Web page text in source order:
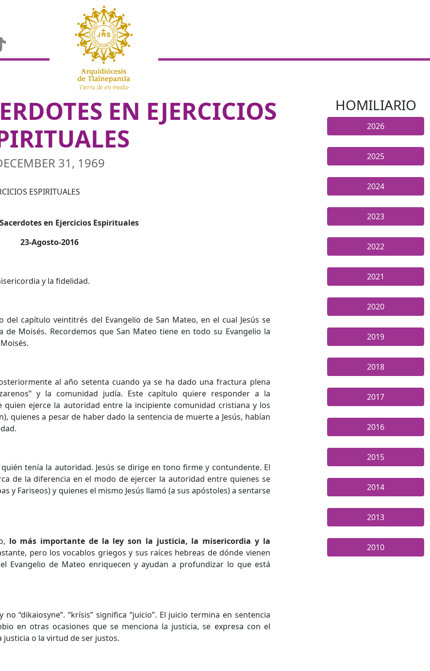
EN EJERCICIOS
31, 1969
en Ejercicios Espirituales
23-Agosto-2016
y la fidelidad.
capítulo veintitrés del Evangelio de San Mateo, en el cual Jesús se
Moisés. Recordemos que San Mateo tiene en todo su Evangelio la
al año setenta cuando ya se ha dado una fractura plena
y la comunidad judía. Este capítulo quiere responder a la
ejerce la autoridad entre la incipiente comunidad cristiana y los
quienes a pesar de haber dado la sentencia de muerte a Jesús, habían
tenía la autoridad. Jesús se dirige en tono firme y contundente. El
de la diferencia en el modo de ejercer la autoridad entre quienes se
y Fariseos) y quienes el mismo Jesús llamó (a sus apóstoles) a sentarse
lo más importante de la ley son la justicia, la misericordia y la
pero los vocablos griegos y sus raíces hebreas de dónde vienen
Evangelio de Mateo enriquecen y ayudan a profundizar lo que está
“dikaiosyne”. “krísis” significa “juicio”. El juicio termina en sentencia
en otras ocasiones que se menciona la justicia, se expresa con el
justicia o la virtud de ser justos.
HOMILIARIO
2026
2025
2024
2023
2022
2021
2020
2019
2018
2017
2016
2015
2014
2013
2010